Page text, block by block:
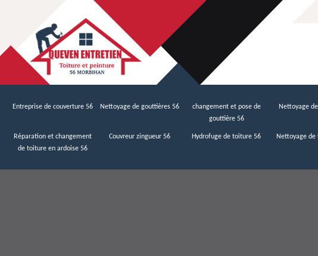
Entreprise de couverture 56 Nettoyage de gouttières 56
changement et pose de
gouttière 56
Nettoyage
Réparation et changement
de toiture en ardoise 56
Couvreur zingueur 56 Hydrofuge de toiture 56 Nettoyage de